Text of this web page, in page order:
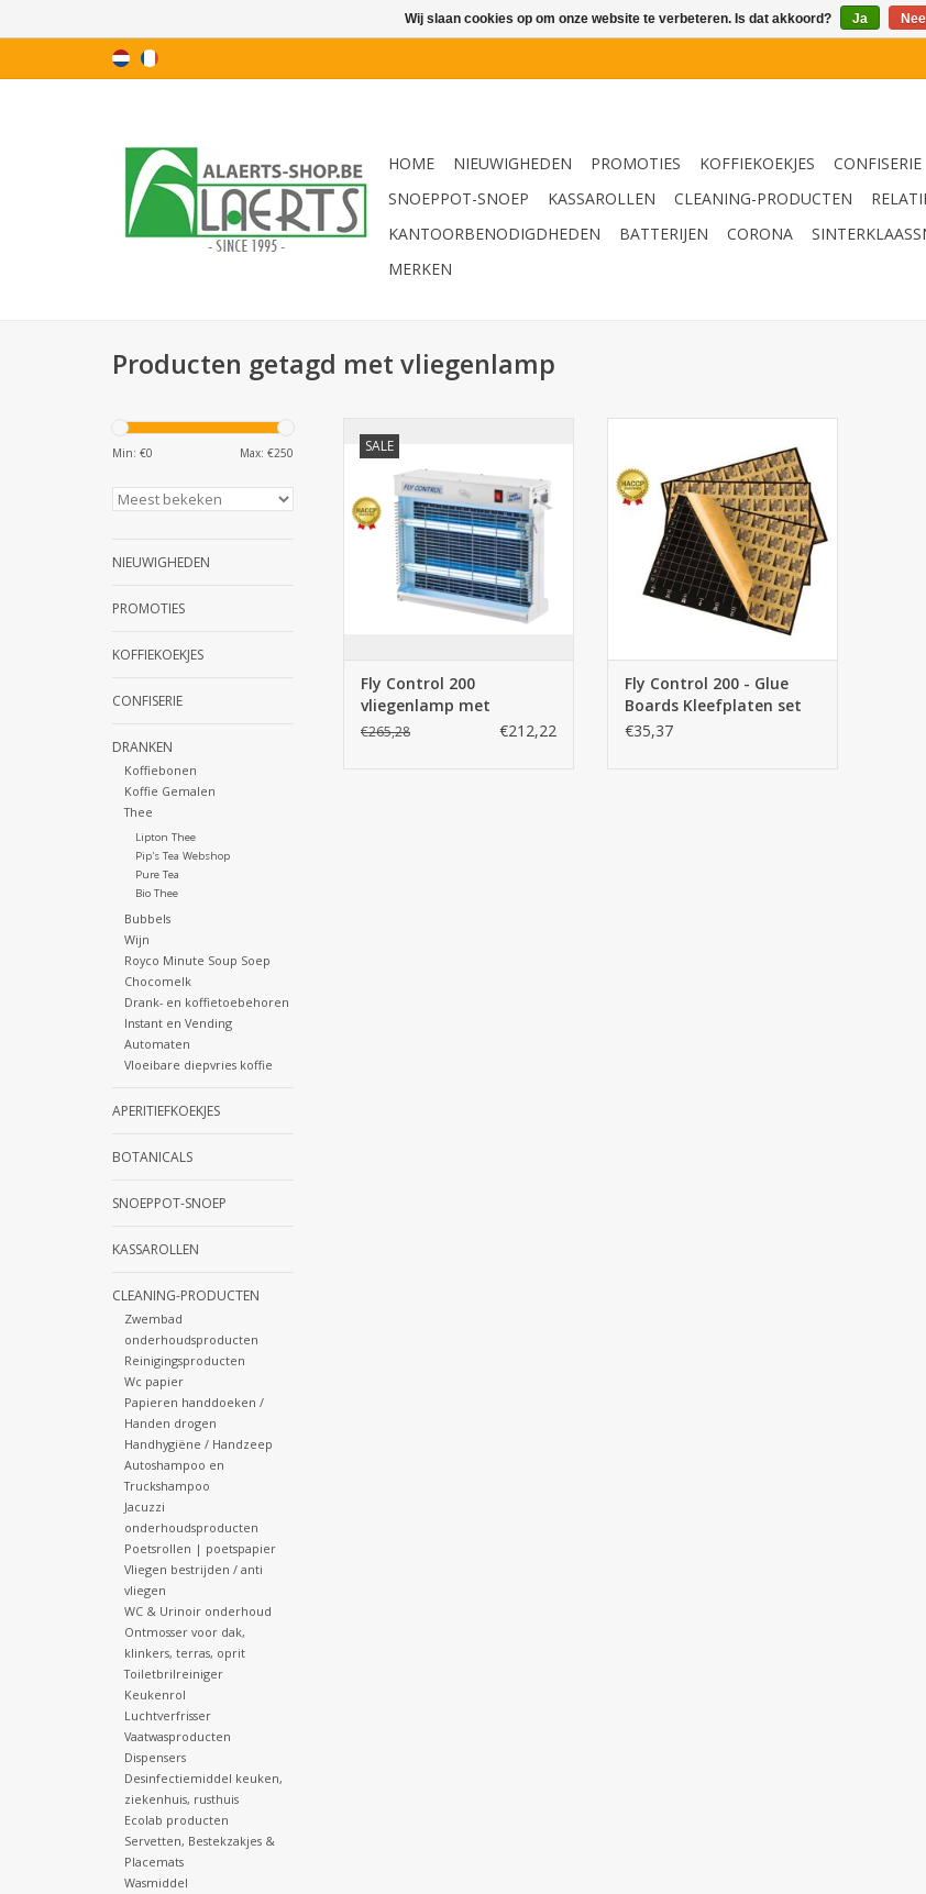
HOME NIEUWIGHEDEN PROMOTIES KOFFIEKOEKJES CONFISERIE
SNOEPPOT-SNOEP
KASSAROLLEN CLEANING-PRODUCTEN
KANTOORBENODIGDHEDEN
BATTERIJEN CORONA
MERKEN
Producten getagd met vliegenlamp
Min: €0 Max: €250
NIEUWIGHEDEN
PROMOTIES
KOFFIEKOEKJES
CONFISERIE
DRANKEN
Koffiebonen
Koffie Gemalen
Thee
Lipton Thee
Pip's Tea Webshop
Pure Tea
Bio Thee
Bubbels
Wijn
Royco Minute Soup Soep
Chocomelk
Drank- en koffietoebehoren
Instant en Vending
Automaten
Vloeibare diepvries koffie
APERITIEFKOEKJES
BOTANICALS
SNOEPPOT-SNOEP
KASSAROLLEN
CLEANING-PRODUCTEN
Zwembad
onderhoudsproducten
Reinigingsproducten
Wc papier
Papieren handdoeken /
Handen drogen
Handhygiëne / Handzeep
Autoshampoo en
Truckshampoo
Jacuzzi
onderhoudsproducten
Poetsrollen | poetspapier
Vliegen bestrijden / anti
vliegen
WC & Urinoir onderhoud
Ontmosser voor dak,
klinkers, terras, oprit
Toiletbrilreiniger
Keukenrol
Luchtverfrisser
Vaatwasproducten
Dispensers
Desinfectiemiddel keuken,
ziekenhuis, rusthuis
Ecolab producten
Servetten, Bestekzakjes &
Placemats
Wasmiddel
SALEkleefplaat Start Pakket
TOEVOEGEN AAN WINKELWAGEN
Fly Control 200
vliegenlamp met
kleefplaat Start Pakket
€265,28 €212,22
Kleefplaten set 6st.
TOEVOEGEN AAN WINKELWAGEN
Fly Control 200 - Glue
Boards Kleefplaten set
6st.
€35,37
Wij slaan cookies op om onze website te verbeteren. Is dat akkoord? Ja Nee